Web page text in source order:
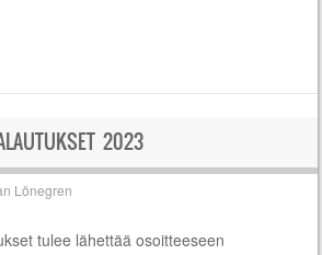
2023
Lönegren
tulee lähettää osoitteeseen